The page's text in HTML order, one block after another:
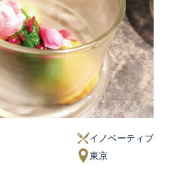
イノベーティブ
東京